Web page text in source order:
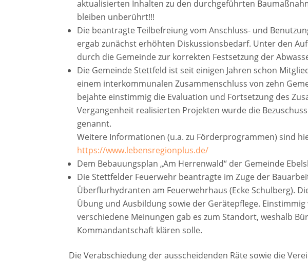
aktualisierten Inhalten zu den durchgeführten
bleiben unberührt!!!
Die beantragte Teilbefreiung vom Anschluss- und
ergab zunächst erhöhten Diskussionsbedarf. Unter den
durch die Gemeinde zur korrekten Festsetzung der
Die Gemeinde Stettfeld ist seit einigen Jahren schon
einem interkommunalen Zusammenschluss von zehn
bejahte einstimmig die Evaluation und Fortsetzung des
Vergangenheit realisierten Projekten wurde die
genannt.
Weitere Informationen (u.a. zu Förderprogrammen) sind
https://www.lebensregionplus.de/
Dem Bebauungsplan „Am Herrenwald“ der Gemeinde
Die Stettfelder Feuerwehr beantragte im Zuge der
Überflurhydranten am Feuerwehrhaus (Ecke Schulberg).
Übung und Ausbildung sowie der Gerätepflege.
verschiedene Meinungen gab es zum Standort, weshalb
Kommandantschaft klären solle.
Die Verabschiedung der ausscheidenden Räte sowie die